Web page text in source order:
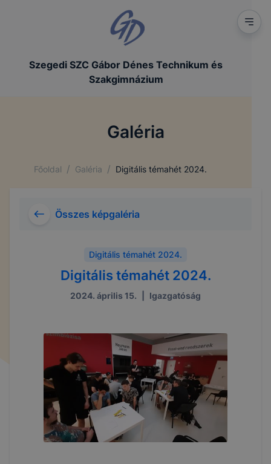
Szegedi SZC Gábor Dénes Technikum és
Szakgimnázium
Galéria
Főoldal / Galéria / Digitális témahét 2024.
Összes képgaléria
Digitális témahét 2024.
Digitális témahét 2024.
2024. április 15. Igazgatóság